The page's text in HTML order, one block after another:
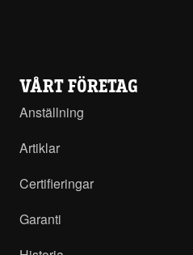
VÅRT FÖRETAG
Anställning
Artiklar
Certifieringar
Garanti